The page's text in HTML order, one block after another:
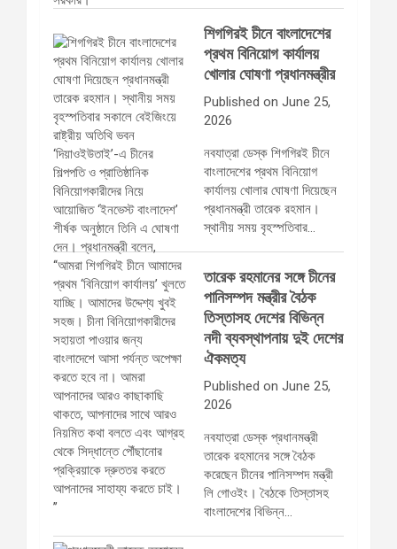
শিগগিরই চীনে বাংলাদেশের
প্রথম বিনিয়োগ কার্যালয়
খোলার ঘোষণা প্রধানমন্ত্রীর
Published on June 25,
2026
নবযাত্রা ডেস্ক শিগগিরই চীনে
বাংলাদেশের প্রথম বিনিয়োগ
কার্যালয় খোলার ঘোষণা দিয়েছেন
প্রধানমন্ত্রী তারেক রহমান।
স্থানীয় সময় বৃহস্পতিবার…
তারেক রহমানের সঙ্গে চীনের
পানিসম্পদ মন্ত্রীর বৈঠক
তিস্তাসহ দেশের বিভিন্ন
নদী ব্যবস্থাপনায় দুই দেশের
ঐকমত্য
Published on June 25,
2026
নবযাত্রা ডেস্ক প্রধানমন্ত্রী
তারেক রহমানের সঙ্গে বৈঠক
করেছেন চীনের পানিসম্পদ মন্ত্রী
লি গোওইং। বৈঠকে তিস্তাসহ
বাংলাদেশের বিভিন্ন…